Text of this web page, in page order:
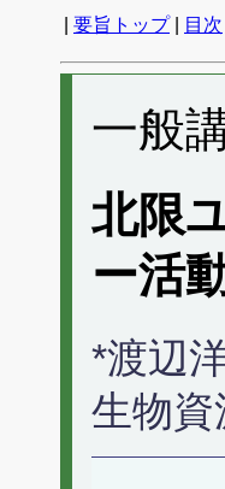
要旨トップ| 目次
一般
北限
ー活
*渡辺
生物資